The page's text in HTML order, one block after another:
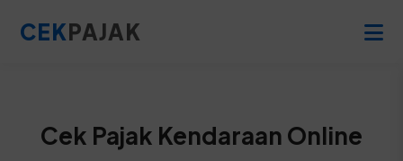
CEKPAJAK
Cek Pajak Kendaraan Online